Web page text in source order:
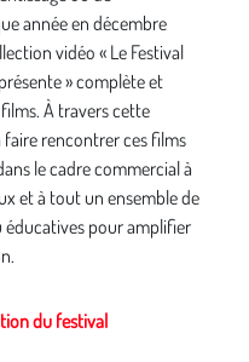
année en décembre
vidéo « Le Festival
» complète et
À travers cette
faire rencontrer ces films
le cadre commercial à
et à tout un ensemble de
éducatives pour amplifier
du festival